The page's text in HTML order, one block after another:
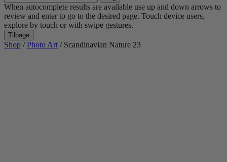
efter:
When autocomplete results are available use up and down arrows to
review and enter to go to the desired page. Touch device users,
explore by touch or with swipe gestures.
Tilbage
Shop /Photo Art / Scandinavian Nature 23